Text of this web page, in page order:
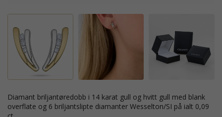
diamant briljantøredobb i 14 karat gull og hvitt gull med blank
overflate og 6 briljantslipte diamanter Wesselton/SI på ialt 0,09